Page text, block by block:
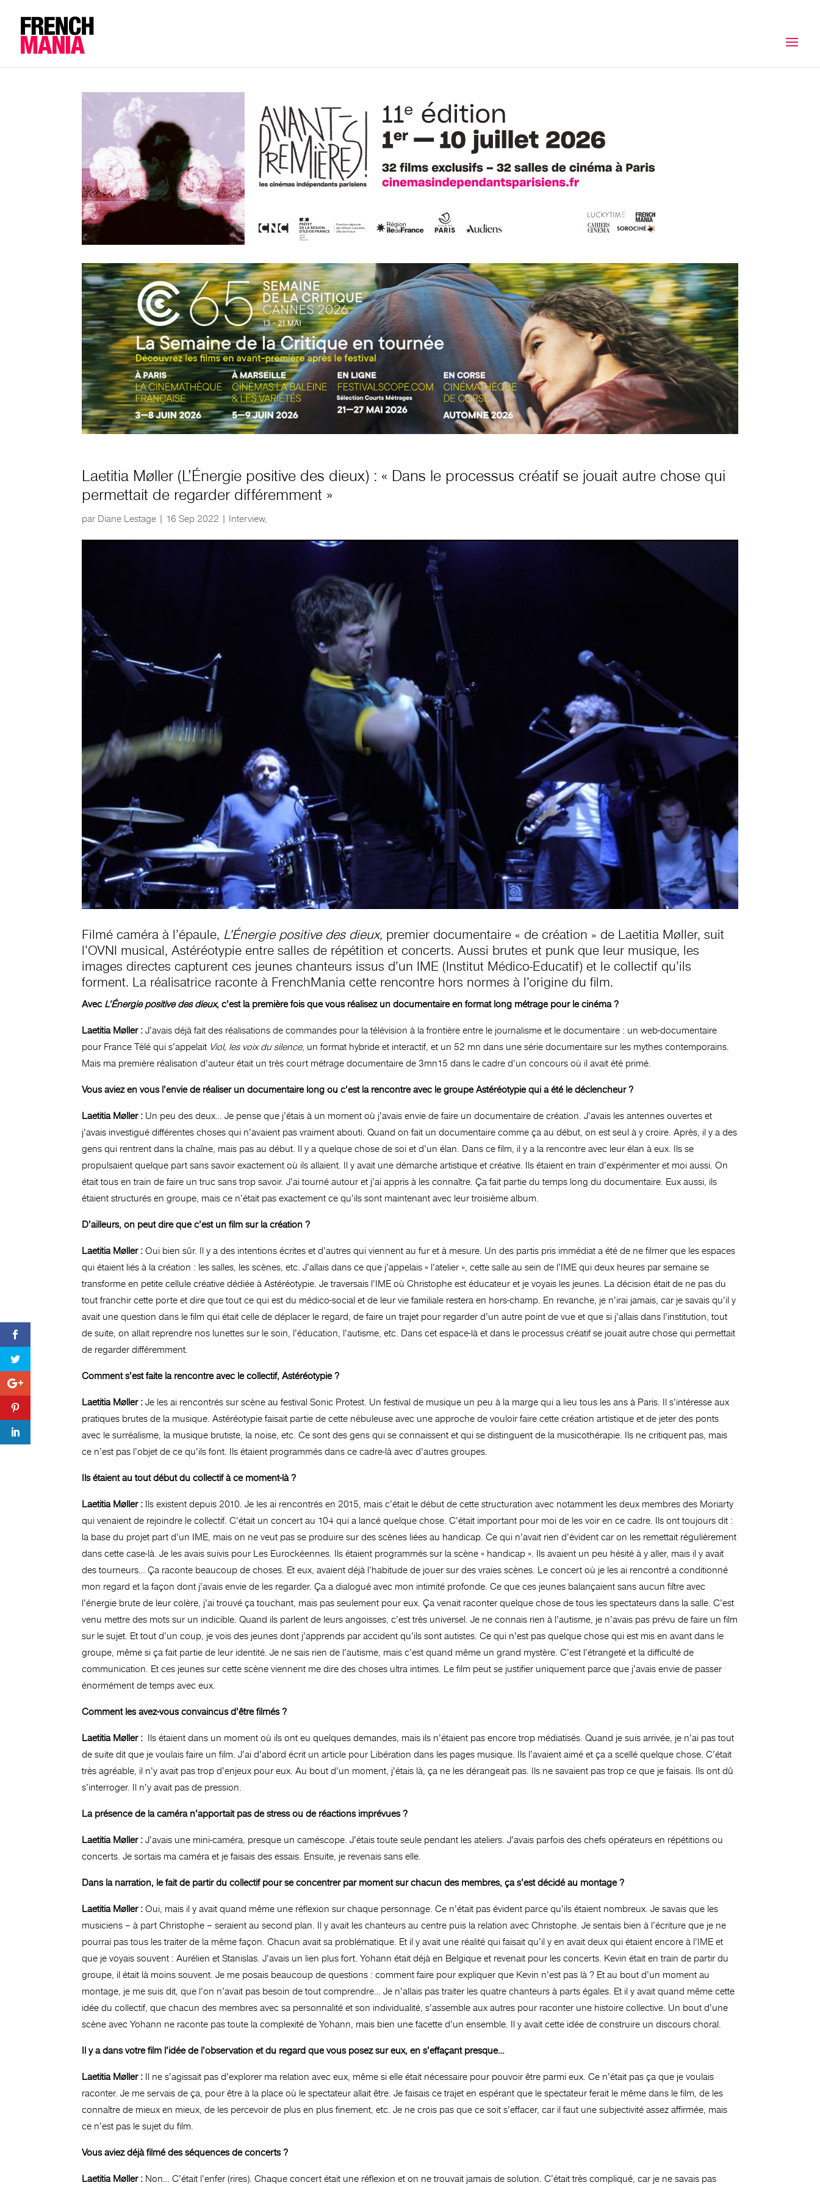
Laetitia Møller (L’Énergie positive des dieux) : « Dans le processus créatif se jouait autre chose qui
permettait de regarder différemment »
par Diane Lestage | 16 Sep 2022 | Interview,
Filmé caméra à l’épaule, L’Énergie positive des dieux, premier documentaire « de création » de Laetitia Møller, suit
l’OVNI musical, Astéréotypie entre salles de répétition et concerts. Aussi brutes et punk que leur musique, les
images directes capturent ces jeunes chanteurs issus d’un IME (Institut Médico-Educatif) et le collectif qu’ils
forment. La réalisatrice raconte à FrenchMania cette rencontre hors normes à l’origine du film.
Avec L’Énergie positive des dieux, c’est la première fois que vous réalisez un documentaire en format long métrage pour le cinéma ?
Laetitia Møller :J’avais déjà fait des réalisations de commandes pour la télévision à la frontière entre le journalisme et le documentaire : un web-documentaire
pour France Télé qui s’appelait Viol, les voix du silence, un format hybride et interactif, et un 52 mn dans une série documentaire sur les mythes contemporains.
Mais ma première réalisation d’auteur était un très court métrage documentaire de 3mn15 dans le cadre d’un concours où il avait été primé.
Vous aviez en vous l’envie de réaliser un documentaire long ou c’est la rencontre avec le groupe Astéréotypie qui a été le déclencheur ?
Laetitia Møller : Un peu des deux… Je pense que j’étais à un moment où j’avais envie de faire un documentaire de création. J’avais les antennes ouvertes et
j’avais investigué différentes choses qui n’avaient pas vraiment abouti. Quand on fait un documentaire comme ça au début, on est seul à y croire. Après, il y a des
gens qui rentrent dans la chaîne, mais pas au début. Il y a quelque chose de soi et d’un élan. Dans ce film, il y a la rencontre avec leur élan à eux. Ils se
propulsaient quelque part sans savoir exactement où ils allaient. Il y avait une démarche artistique et créative. Ils étaient en train d’expérimenter et moi aussi. On
était tous en train de faire un truc sans trop savoir. J’ai tourné autour et j’ai appris à les connaître. Ça fait partie du temps long du documentaire. Eux aussi, ils
étaient structurés en groupe, mais ce n’était pas exactement ce qu’ils sont maintenant avec leur troisième album.
D’ailleurs, on peut dire que c’est un film sur la création ?
Laetitia Møller : Oui bien sûr. Il y a des intentions écrites et d’autres qui viennent au fur et à mesure. Un des partis pris immédiat a été de ne filmer que les espaces
qui étaient liés à la création : les salles, les scènes, etc. J’allais dans ce que j’appelais « l’atelier », cette salle au sein de l’IME qui deux heures par semaine se
transforme en petite cellule créative dédiée à Astéréotypie. Je traversais l’IME où Christophe est éducateur et je voyais les jeunes. La décision était de ne pas du
tout franchir cette porte et dire que tout ce qui est du médico-social et de leur vie familiale restera en hors-champ. En revanche, je n’irai jamais, car je savais qu’il y
avait une question dans le film qui était celle de déplacer le regard, de faire un trajet pour regarder d’un autre point de vue et que si j’allais dans l’institution, tout
de suite, on allait reprendre nos lunettes sur le soin, l’éducation, l’autisme, etc. Dans cet espace-là et dans le processus créatif se jouait autre chose qui permettait
de regarder différemment.
Comment s’est faite la rencontre avec le collectif, Astéréotypie ?
Laetitia Møller : Je les ai rencontrés sur scène au festival Sonic Protest. Un festival de musique un peu à la marge qui a lieu tous les ans à Paris. Il s’intéresse aux
pratiques brutes de la musique. Astéréotypie faisait partie de cette nébuleuse avec une approche de vouloir faire cette création artistique et de jeter des ponts
avec le surréalisme, la musique brutiste, la noise, etc. Ce sont des gens qui se connaissent et qui se distinguent de la musicothérapie. Ils ne critiquent pas, mais
ce n’est pas l’objet de ce qu’ils font. Ils étaient programmés dans ce cadre-là avec d’autres groupes.
Ils étaient au tout début du collectif à ce moment-là ?
Laetitia Møller : Ils existent depuis 2010. Je les ai rencontrés en 2015, mais c’était le début de cette structuration avec notamment les deux membres des Moriarty
qui venaient de rejoindre le collectif. C’était un concert au 104 qui a lancé quelque chose. C’était important pour moi de les voir en ce cadre. Ils ont toujours dit :
la base du projet part d’un IME, mais on ne veut pas se produire sur des scènes liées au handicap. Ce qui n’avait rien d’évident car on les remettait régulièrement
dans cette case-là. Je les avais suivis pour Les Eurockéennes. Ils étaient programmés sur la scène « handicap ». Ils avaient un peu hésité à y aller, mais il y avait
des tourneurs… Ça raconte beaucoup de choses. Et eux, avaient déjà l’habitude de jouer sur des vraies scènes. Le concert où je les ai rencontré a conditionné
mon regard et la façon dont j’avais envie de les regarder. Ça a dialogué avec mon intimité profonde. Ce que ces jeunes balançaient sans aucun filtre avec
l’énergie brute de leur colère, j’ai trouvé ça touchant, mais pas seulement pour eux. Ça venait raconter quelque chose de tous les spectateurs dans la salle. C’est
venu mettre des mots sur un indicible. Quand ils parlent de leurs angoisses, c’est très universel. Je ne connais rien à l’autisme, je n’avais pas prévu de faire un film
sur le sujet. Et tout d’un coup, je vois des jeunes dont j’apprends par accident qu’ils sont autistes. Ce qui n’est pas quelque chose qui est mis en avant dans le
groupe, même si ça fait partie de leur identité. Je ne sais rien de l’autisme, mais c’est quand même un grand mystère. C’est l’étrangeté et la difficulté de
communication. Et ces jeunes sur cette scène viennent me dire des choses ultra intimes. Le film peut se justifier uniquement parce que j’avais envie de passer
énormément de temps avec eux.
Comment les avez-vous convaincus d’être filmés ?
Laetitia Møller : Ils étaient dans un moment où ils ont eu quelques demandes, mais ils n’étaient pas encore trop médiatisés. Quand je suis arrivée, je n’ai pas tout
de suite dit que je voulais faire un film. J’ai d’abord écrit un article pour Libération dans les pages musique. Ils l’avaient aimé et ça a scellé quelque chose. C’était
très agréable, il n’y avait pas trop d’enjeux pour eux. Au bout d’un moment, j’étais là, ça ne les dérangeait pas. Ils ne savaient pas trop ce que je faisais. Ils ont dû
s’interroger. Il n’y avait pas de pression.
La présence de la caméra n’apportait pas de stress ou de réactions imprévues ?
Laetitia Møller : J’avais une mini-caméra, presque un caméscope. J’étais toute seule pendant les ateliers. J’avais parfois des chefs opérateurs en répétitions ou
concerts. Je sortais ma caméra et je faisais des essais. Ensuite, je revenais sans elle.
Dans la narration, le fait de partir du collectif pour se concentrer par moment sur chacun des membres, ça s’est décidé au montage ?
Laetitia Møller : Oui, mais il y avait quand même une réflexion sur chaque personnage. Ce n’était pas évident parce qu’ils étaient nombreux. Je savais que les
musiciens – à part Christophe – seraient au second plan. Il y avait les chanteurs au centre puis la relation avec Christophe. Je sentais bien à l’écriture que je ne
pourrai pas tous les traiter de la même façon. Chacun avait sa problématique. Et il y avait une réalité qui faisait qu’il y en avait deux qui étaient encore à l’IME et
que je voyais souvent : Aurélien et Stanislas. J’avais un lien plus fort. Yohann était déjà en Belgique et revenait pour les concerts. Kevin était en train de partir du
groupe, il était là moins souvent. Je me posais beaucoup de questions : comment faire pour expliquer que Kevin n’est pas là ? Et au bout d’un moment au
montage, je me suis dit, que l’on n’avait pas besoin de tout comprendre… Je n’allais pas traiter les quatre chanteurs à parts égales. Et il y avait quand même cette
idée du collectif, que chacun des membres avec sa personnalité et son individualité, s’assemble aux autres pour raconter une histoire collective. Un bout d’une
scène avec Yohann ne raconte pas toute la complexité de Yohann, mais bien une facette d’un ensemble. Il y avait cette idée de construire un discours choral.
Il y a dans votre film l’idée de l’observation et du regard que vous posez sur eux, en s’effaçant presque…
Laetitia Møller : Il ne s’agissait pas d’explorer ma relation avec eux, même si elle était nécessaire pour pouvoir être parmi eux. Ce n’était pas ça que je voulais
raconter. Je me servais de ça, pour être à la place où le spectateur allait être. Je faisais ce trajet en espérant que le spectateur ferait le même dans le film, de les
connaître de mieux en mieux, de les percevoir de plus en plus finement, etc. Je ne crois pas que ce soit s’effacer, car il faut une subjectivité assez affirmée, mais
ce n’est pas le sujet du film.
Vous aviez déjà filmé des séquences de concerts ?
Laetitia Møller : Non… C’était l’enfer (rires). Chaque concert était une réflexion et on ne trouvait jamais de solution. C’était très compliqué, car je ne savais pas